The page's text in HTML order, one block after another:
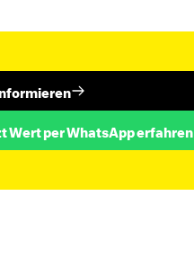
Wert per WhatsApp erfahren